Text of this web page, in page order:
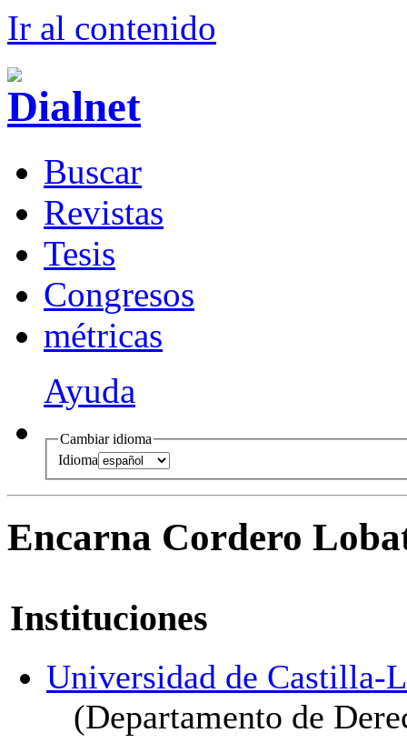
Ir al contenido
Buscar
Revistas
Tesis
Congresos
métricas
Ayuda
Cambiar idioma
Idioma
Encarna Cordero
Instituciones
Universidad de Castilla-
(Departamento de